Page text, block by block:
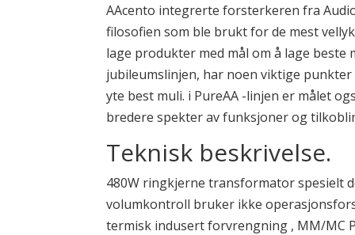
AAcento integrerte forsterkeren fra
filosofien som ble brukt for de mest
lage produkter med mål om å lage
jubileumslinjen, har noen viktige
yte best muli. i PureAA -linjen er målet
bredere spekter av funksjoner og
Teknisk beskrivelse.
480W ringkjerne transformator spesielt
volumkontroll bruker ikke
termisk indusert forvrengning , MM/MC